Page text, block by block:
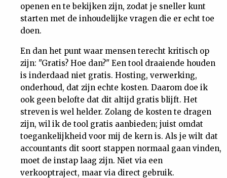
openen en te bekijken zijn, zodat je sneller kunt
starten met de inhoudelijke vragen die er echt toe
doen.
En dan het punt waar mensen terecht kritisch op
zijn: "Gratis? Hoe dan?" Een tool draaiende houden
is inderdaad niet gratis. Hosting, verwerking,
onderhoud, dat zijn echte kosten. Daarom doe ik
ook geen belofte dat dit altijd gratis blijft. Het
streven is wel helder. Zolang de kosten te dragen
zijn, wil ik de tool gratis aanbieden; juist omdat
toegankelijkheid voor mij de kern is. Als je wilt dat
accountants dit soort stappen normaal gaan vinden,
moet de instap laag zijn. Niet via een
verkooptraject, maar via direct gebruik.